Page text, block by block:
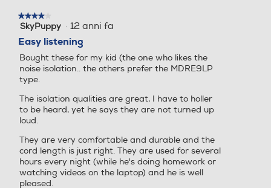
★★★★★
★★★★★
4
5
stelle.
SkyPuppy · 12 anni fa
Easy listening
Bought these for my kid (the one who likes the
noise isolation.. the others prefer the MDRE9LP
type.
The isolation qualities are great, I have to holler
to be heard, yet he says they are not turned up
loud.
They are very comfortable and durable and the
cord length is just right. They are used for several
hours every night (while he's doing homework or
watching videos on the laptop) and he is well
pleased.